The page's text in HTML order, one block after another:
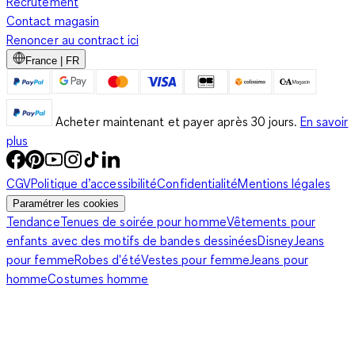
Contact magasin
Renoncer au contract ici
France | FR
Acheter maintenant et payer après 30 jours. En savoir
plus
CGVPolitique d’accessibilitéConfidentialitéMentions légales
Paramétrer les cookies
TendanceTenues de soirée pour hommeVêtements pour
enfants avec des motifs de bandes dessinéesDisneyJeans
pour femmeRobes d'étéVestes pour femmeJeans pour
hommeCostumes homme